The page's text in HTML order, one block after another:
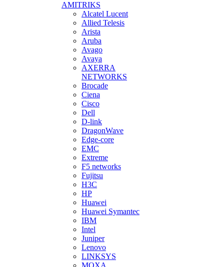
AMITRIKS
Alcatel Lucent
Allied Telesis
Arista
Aruba
Avago
Avaya
AXERRA
NETWORKS
Brocade
Ciena
Cisco
Dell
D-link
DragonWave
Edge-core
EMC
Extreme
F5 networks
Fujitsu
H3С
HP
Huawei
Huawei Symantec
IBM
Intel
Juniper
Lenovo
LINKSYS